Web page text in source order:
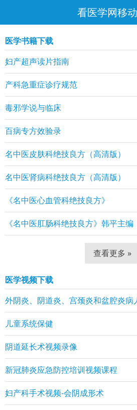
看医学网移
医学书籍下载
妇产超声读片指南
产科急重症诊疗规范
毒邪学说与临床
百病专方效验录
名中医皮肤科绝技良方（高清版）
名中医肾病科绝技良方（高清版）
《名中医心血管科绝技良方》
《名中医肛肠科绝技良方》韩平主编
查看更多 »
医学视频下载
外阴炎、阴道炎、宫颈炎和盆腔炎病
儿童系统保健
阴道延长术视频录像
新冠肺炎应急防控培训视频课程
妇产科手术视频-会阴成形术